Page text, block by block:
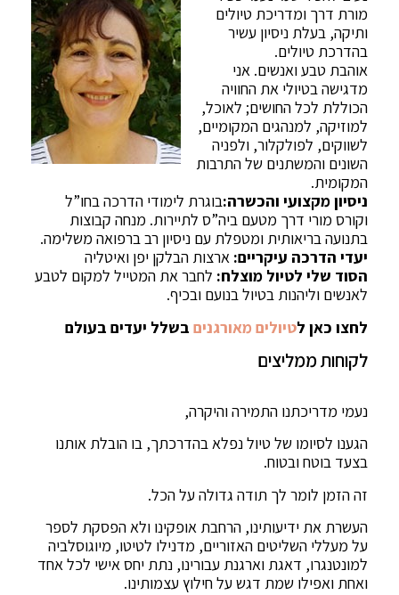
מורת דרך ומדריכת טיולים
ותיקה, בעלת ניסיון עשיר
בהדרכת טיולים.
אוהבת טבע ואנשים. אני
מדגישה בטיולי את החוויה
הכוללת לכל החושים; לאוכל,
למוזיקה, למנהגים המקומיים,
לשווקים, לפולקלור, ולפניה
השונים והמשתנים של התרבות
המקומית.
ניסיון מקצועי והכשרה:בוגרת לימודי הדרכה בחו”ל
וקורס מורי דרך מטעם ביה”ס לתיירות. מנחה קבוצות
בתנועה בריאותית ומטפלת עם ניסיון רב ברפואה משלימה.
יעדי הדרכה עיקריים: ארצות הבלקן יפן ואיטליה
הסוד שלי לטיול מוצלח: לחבר את המטייל למקום לטבע
לאנשים וליהנות בטיול בנועם ובכיף.
לחצו כאן לטיולים מאורגנים בשלל יעדים בעולם
לקוחות ממליצים
נעמי מדריכתנו התמירה והיקרה,
הגענו לסיומו של טיול נפלא בהדרכתך, בו הובלת אותנו
בצעד בוטח ובטוח.
זה הזמן לומר לך תודה גדולה על הכל.
העשרת את ידיעותינו, הרחבת אופקינו ולא הפסקת לספר
על מעללי השליטים האזוריים, מדנילו לטיטו, מיוגוסלביה
למונטנגרו, דאגת וארגנת עבורינו, נתת יחס אישי לכל אחד
ואחת ואפילו שמת דגש על חילוץ עצמותינו.